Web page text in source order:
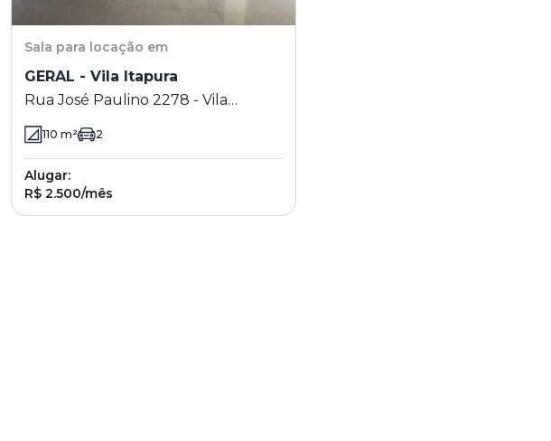
Sala para locação em
GERAL - Vila Itapura
Rua José Paulino 2278 - Vila
110 m² 2
Alugar:
R$ 2.500/mês